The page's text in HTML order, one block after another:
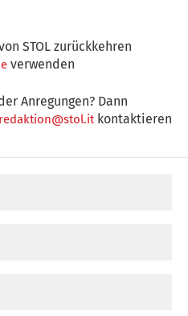
STOL zurückkehren
verwenden
Anregungen? Dann
redaktion@stol.itkontaktieren